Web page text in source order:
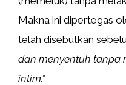
Makna ini dipertegas
telah disebutkan
dan menyentuh tanpa
intim.”